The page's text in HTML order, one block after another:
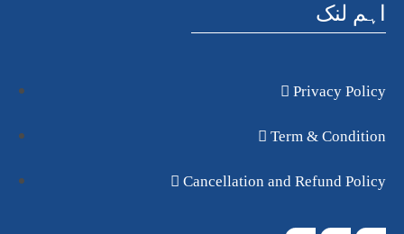
اہم لنک
Privacy Policy
Term & Condition
Cancellation and Refund Policy